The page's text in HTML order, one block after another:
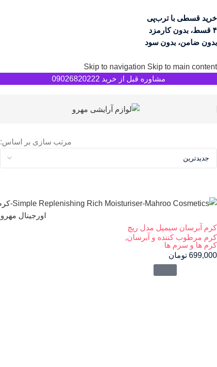
خرید قسطی با ترب‌پی
۴ قسط، بدون کارمزد
بدون ضامن، بدون سود
Skip to navigation Skip to main content
مشاوره قبل از خرید 09026820222
مرتب سازی بر اساس:
کرم آبرسان سیمپل مدل ریچ
کرم مرطوب کننده و آبرسان,
کرم ها و سرم ها
699,000 تومان